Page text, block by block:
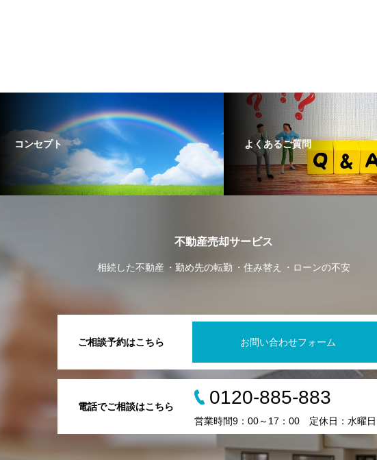
コンセプト よくあるご質問
不動産売却サービス
相続した不動産 勤め先の転勤 住み替え ローンの不安
ご相談予約はこちら お問い合わせフォーム
電話でご相談はこちら 0120-885-883
営業時間9：00～17：00 定休日：水曜日